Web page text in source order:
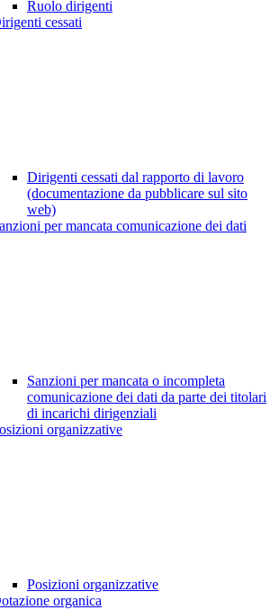
Ruolo dirigenti
cessati
Dirigenti cessati dal rapporto di lavoro
(documentazione da pubblicare sul sito
web)
per mancata comunicazione dei dati
Sanzioni per mancata o incompleta
comunicazione dei dati da parte dei titolari
di incarichi dirigenziali
organizzative
Posizioni organizzative
organica